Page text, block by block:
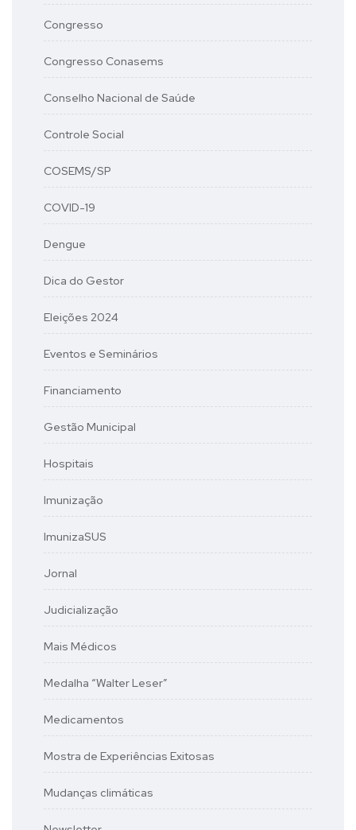
Congresso
Congresso Conasems
Conselho Nacional de Saúde
Controle Social
COSEMS/SP
COVID-19
Dengue
Dica do Gestor
Eleições 2024
Eventos e Seminários
Financiamento
Gestão Municipal
Hospitais
Imunização
ImunizaSUS
Jornal
Judicialização
Mais Médicos
Medalha “Walter Leser”
Medicamentos
Mostra de Experiências Exitosas
Mudanças climáticas